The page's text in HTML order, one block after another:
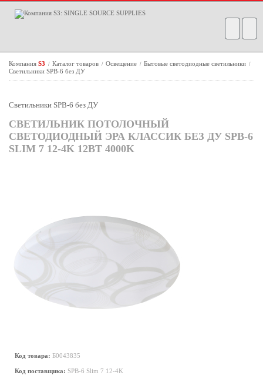
Компания S3 / Каталог товаров / Освещение / Бытовые светодиодные светильники /
Светильники SPB-6 без ДУ
Светильники SPB-6 без ДУ
СВЕТИЛЬНИК ПОТОЛОЧНЫЙ
СВЕТОДИОДНЫЙ ЭРА КЛАССИК БЕЗ ДУ SPB-6
SLIM 7 12-4K 12ВТ 4000K
Код товара: Б0043835
Код поставщика: SPB-6 Slim 7 12-4K